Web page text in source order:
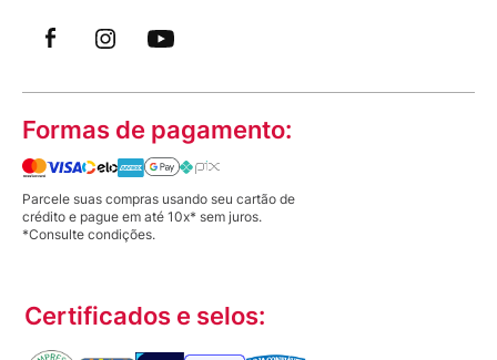
Formas de pagamento:
Parcele suas compras usando seu cartão de
crédito e pague em até 10x* sem juros.
*Consulte condições.
Certificados e selos: